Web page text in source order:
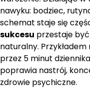
nawyku: bodziec,
schemat staje się
sukcesu przestaje
naturalny.
przez 5 minut
poprawia nastrój,
zdrowie psychiczne.